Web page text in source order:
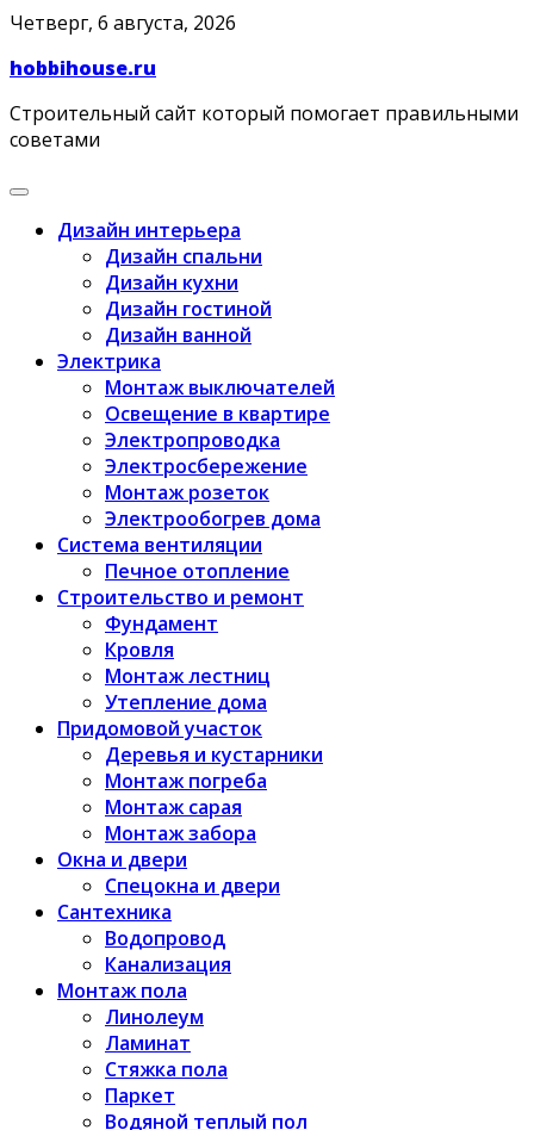
Skip
content
Четверг, 6 августа, 2026
hobbihouse.ru
Строительный сайт который помогает правильными
советами
Дизайн интерьера
Дизайн спальни
Дизайн кухни
Дизайн гостиной
Дизайн ванной
Электрика
Монтаж выключателей
Освещение в квартире
Электропроводка
Электросбережение
Монтаж розеток
Электрообогрев дома
Система вентиляции
Печное отопление
Строительство и ремонт
Фундамент
Кровля
Монтаж лестниц
Утепление дома
Придомовой участок
Деревья и кустарники
Монтаж погреба
Монтаж сарая
Монтаж забора
Окна и двери
Спецокна и двери
Сантехника
Водопровод
Канализация
Монтаж пола
Линолеум
Ламинат
Стяжка пола
Паркет
Водяной теплый пол